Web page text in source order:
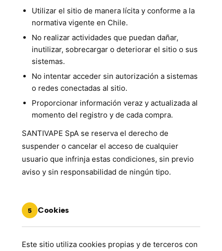
Utilizar el sitio de manera lícita y conforme a la
normativa vigente en Chile.
No realizar actividades que puedan dañar,
inutilizar, sobrecargar o deteriorar el sitio o sus
sistemas.
No intentar acceder sin autorización a sistemas
o redes conectadas al sitio.
Proporcionar información veraz y actualizada al
momento del registro y de cada compra.
SANTIVAPE SpA se reserva el derecho de
suspender o cancelar el acceso de cualquier
usuario que infrinja estas condiciones, sin previo
aviso y sin responsabilidad de ningún tipo.
5 Cookies
Este sitio utiliza cookies propias y de terceros con